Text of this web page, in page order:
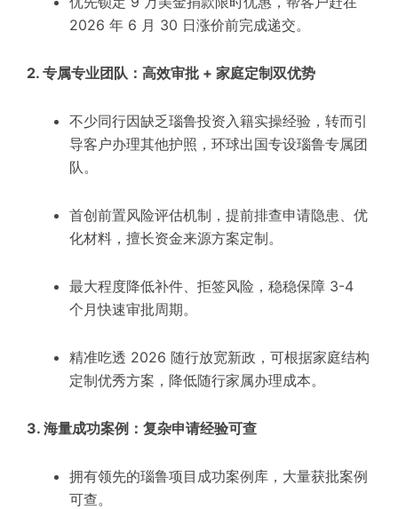
2026 年 6 月 30 日涨价前完成递交。
2. 专属专业团队：高效审批 + 家庭定制双优势
不少同行因缺乏瑙鲁投资入籍实操经验，转而引
导客户办理其他护照，环球出国专设瑙鲁专属团
队。
首创前置风险评估机制，提前排查申请隐患、优
化材料，擅长资金来源方案定制。
最大程度降低补件、拒签风险，稳稳保障 3-4
个月快速审批周期。
精准吃透 2026 随行放宽新政，可根据家庭结构
定制优秀方案，降低随行家属办理成本。
3. 海量成功案例：复杂申请经验可查
拥有领先的瑙鲁项目成功案例库，大量获批案例
可查。